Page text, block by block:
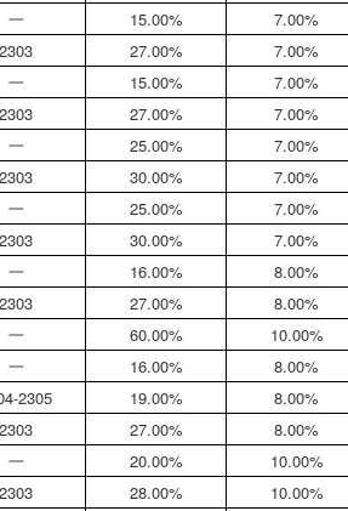
一 15.00%
7.00%
2303
27.00% 7.00%
一 15.00%
7.00%
2303
27.00% 7.00%
一 25.00%
7.00%
2303
30.00% 7.00%
一 25.00%
7.00%
2303
30.00% 7.00%
一 16.00%
8.00%
2303
27.00%
8.00%
一 60.00% 10.00%
一 16.00%
8.00%
2305
19.00%
8.00%
2303
27.00% 8.00%
一 20.00%
10.00%
2303
28.00% 10.00%